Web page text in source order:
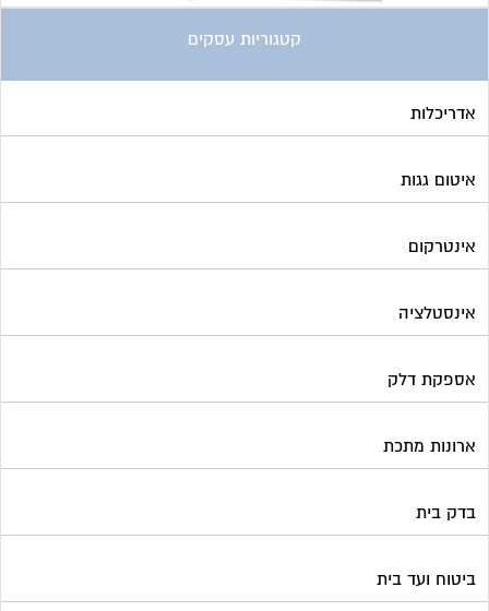
קטגוריות עסקים
אדריכלות
איטום גגות
אינטרקום
אינסטלציה
אספקת דלק
ארונות מתכת
בדק בית
ביטוח ועד בית